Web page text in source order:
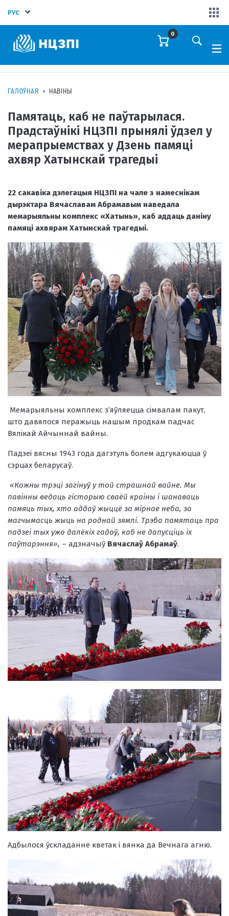
РУС
0
ГАЛОЎНАЯ НАВІНЫ
Памятаць, каб не паўтарылася.
Прадстаўнікі НЦЗПІ прынялі ўдзел у
мерапрыемствах у Дзень памяці
ахвяр Хатынскай трагедыі
22 сакавіка дэлегацыя НЦЗПІ на чале з намеснікам
дырэктара Вячаславам Абрамавым наведала
мемарыяльны комплекс «Хатынь», каб аддаць даніну
памяці ахвярам Хатынскай трагедыі.
Мемарыяльны комплекс з’яўляецца сімвалам пакут,
што давялося перажыць нашым продкам падчас
Вялікай Айчыннай вайны.
Падзеі вясны 1943 года дагэтуль болем адгукаюцца ў
сэрцах беларусаў.
«Кожны трэці загінуў у той страшнай вайне. Мы
павінны ведаць гісторыю сваёй краіны і шанаваць
памяць тых, хто аддаў жыццё за мірнае неба, за
магчымасць жыць на роднай зямлі. Трэба памятаць пра
падзеі тых ужо далёкіх гадоў, каб не дапусціць іх
паўтарэння», – адзначыў Вячаслаў Абрамаў.
Адбылося ўскладанне кветак і вянка да Вечнага агню.